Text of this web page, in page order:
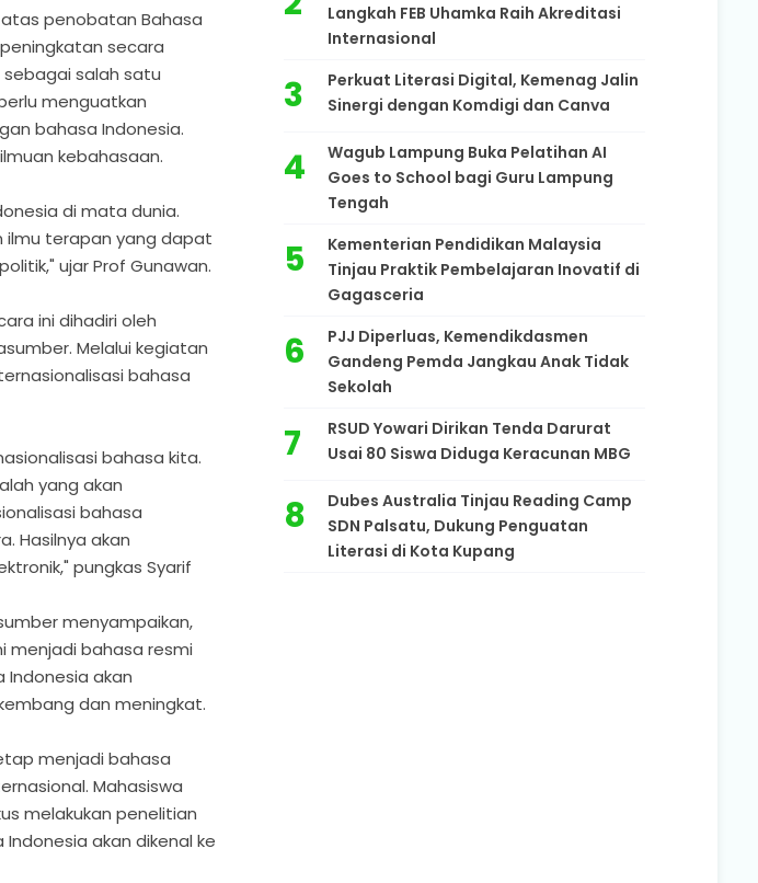
penobatan Bahasa
secara
salah satu
menguatkan
bahasa Indonesia.
kebahasaan.
di mata dunia.
ilmu terapan yang dapat
ujar Prof Gunawan.
ini dihadiri oleh
Melalui kegiatan
bahasa
bahasa kita.
yang akan
bahasa
Hasilnya akan
pungkas Syarif
menyampaikan,
menjadi bahasa resmi
Indonesia akan
dan meningkat.
menjadi bahasa
Mahasiswa
melakukan penelitian
akan dikenal ke
Langkah FEB Uhamka Raih Akreditasi
Internasional
Perkuat Literasi Digital, Kemenag Jalin
Sinergi dengan Komdigi dan Canva
Wagub Lampung Buka Pelatihan AI
Goes to School bagi Guru Lampung
Tengah
Kementerian Pendidikan Malaysia
Tinjau Praktik Pembelajaran Inovatif di
Gagasceria
PJJ Diperluas, Kemendikdasmen
Gandeng Pemda Jangkau Anak Tidak
Sekolah
RSUD Yowari Dirikan Tenda Darurat
Usai 80 Siswa Diduga Keracunan MBG
Dubes Australia Tinjau Reading Camp
SDN Palsatu, Dukung Penguatan
Literasi di Kota Kupang